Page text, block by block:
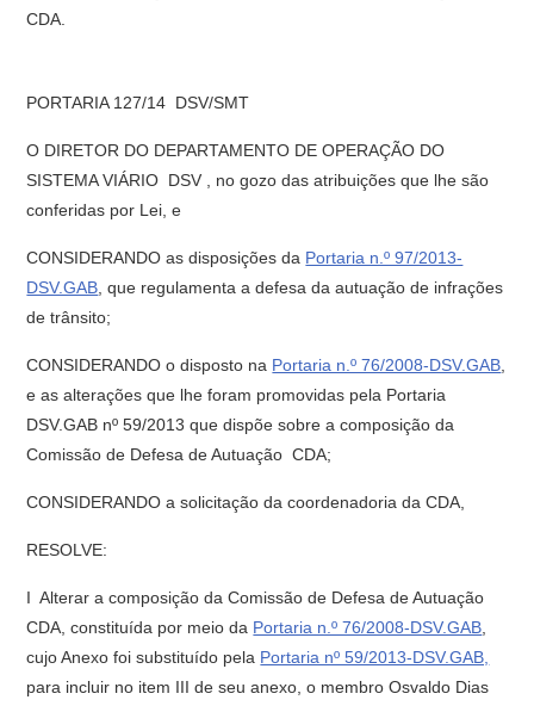
CDA.
PORTARIA 127/14  DSV/SMT
O DIRETOR DO DEPARTAMENTO DE OPERAÇÃO DO
SISTEMA VIÁRIO  DSV , no gozo das atribuições que lhe são
conferidas por Lei, e
CONSIDERANDO as disposições da Portaria n.º 97/2013-
DSV.GAB , que regulamenta a defesa da autuação de infrações
de trânsito;
CONSIDERANDO o disposto na Portaria n.º 76/2008-DSV.GAB
e as alterações que lhe foram promovidas pela Portaria
DSV.GAB nº 59/2013 que dispõe sobre a composição da
Comissão de Defesa de Autuação  CDA;
CONSIDERANDO a solicitação da coordenadoria da CDA,
RESOLVE:
I  Alterar a composição da Comissão de Defesa de Autuação 
CDA, constituída por meio da Portaria n.º 76/2008-DSV.GAB
cujo Anexo foi substituído pela Portaria nº 59/2013-DSV.GAB,
para incluir no item III de seu anexo, o membro Osvaldo Dias